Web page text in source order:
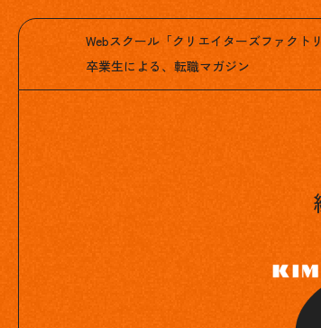
Webスクール「クリエイターズファクト
卒業生による、転職マガジン